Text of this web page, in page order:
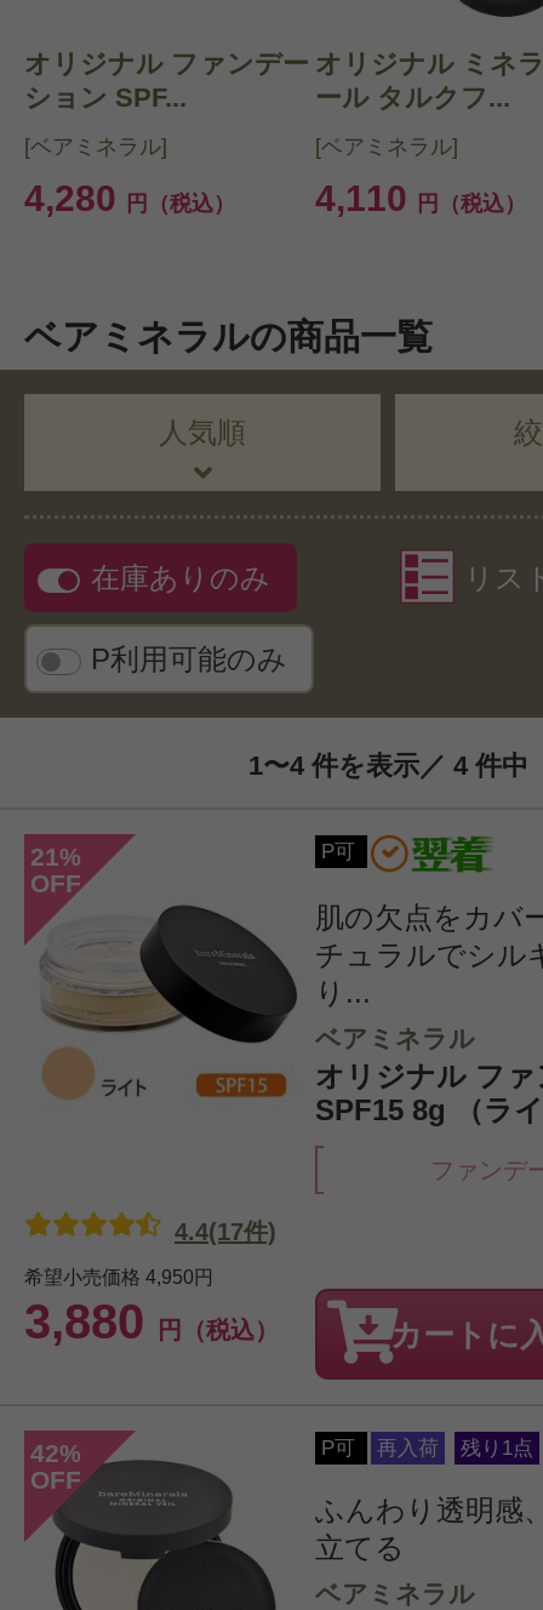
オリジナル ファンデー
ション SPF...
[ベアミネラル]
4,280 円（税込）
オリジナル ミネ
ール タルクフ...
[ベアミネラル]
4,110 円（税込）
ベアミネラルの商品一覧
人気順
在庫ありのみ
P利用可能のみ
リス
1〜4 件を表示／ 4 件中
21%
OFF
P可
肌の欠点をカバ
チュラルでシル
り...
ベアミネラル
オリジナル フ
SPF15 8g （ラ
ファンデ
希望小売価格 4,950円
3,880 円（税込）
4.4(17件)
カートに
42%
OFF
P可 再入荷 残り1点
ふんわり透明感
立てる
ベアミネラル